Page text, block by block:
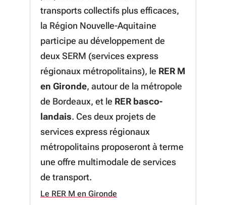
transports collectifs plus efficaces,
la Région Nouvelle-Aquitaine
participe au développement de
deux SERM (services express
régionaux métropolitains), le RER M
en Gironde, autour de la métropole
de Bordeaux, et le RER basco-
landais. Ces deux projets de
services express régionaux
métropolitains proposeront à terme
une offre multimodale de services
de transport.
Le RER M en Gironde
à propos de Le RER M en Gironde